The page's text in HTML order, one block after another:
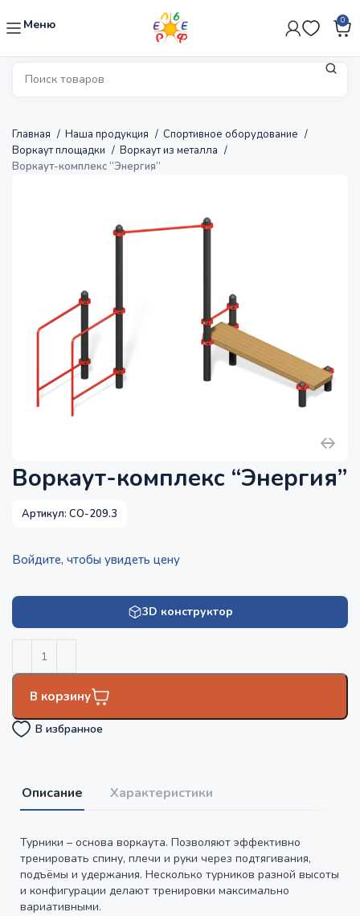
Меню 0
Главная Наша продукция
Спортивное оборудование
Воркаут площадки
Воркаут из металла
Воркаут-комплекс “Энергия”
Воркаут-комплекс “Энергия”
Артикул:СО-209.3
Войдите, чтобы увидеть цену
3D конструктор
В корзину
В избранное
Описание Характеристики
Турники – основа воркаута. Позволяют эффективно
тренировать спину, плечи и руки через подтягивания,
подъёмы и удержания. Несколько турников разной высоты
и конфигурации делают тренировки максимально
вариативными.